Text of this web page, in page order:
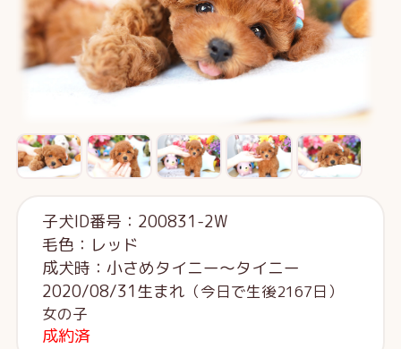
子犬ID番号：200831-2W
毛色：レッド
成犬時：小さめタイニー～タイニー
2020/08/31生まれ （今日で生後2167日）
女の子
成約済